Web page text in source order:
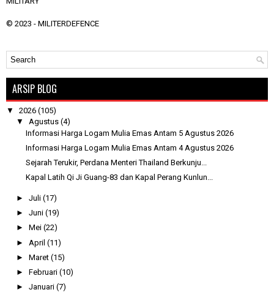
© 2023 - MILITERDEFENCE
ARSIP BLOG
▼ 2026 (105)
▼ Agustus (4)
Informasi Harga Logam Mulia Emas Antam 5 Agustus 2026
Informasi Harga Logam Mulia Emas Antam 4 Agustus 2026
Sejarah Terukir, Perdana Menteri Thailand Berkunju...
Kapal Latih Qi Ji Guang-83 dan Kapal Perang Kunlun...
► Juli (17)
► Juni (19)
► Mei (22)
► April (11)
► Maret (15)
► Februari (10)
► Januari (7)